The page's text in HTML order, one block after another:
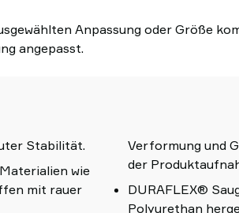
Anpassung oder Größe
angepasst.
Stabilität.
wie
mit rauer
Verformung und
der
DURAFLEX®
Polyurethan